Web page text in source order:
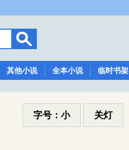
其他小说 全本小说 临时书架
关灯
字号：小